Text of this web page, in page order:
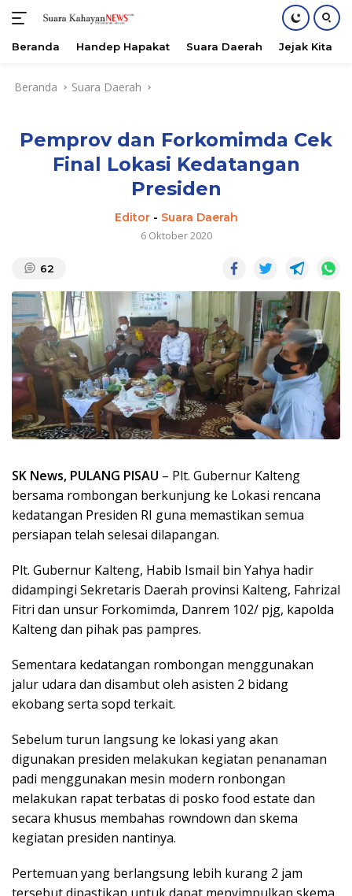
Beranda Handep Hapakat Suara Daerah Jejak Kita
Beranda Suara Daerah
Pemprov dan Forkomimda Cek
Final Lokasi Kedatangan
Presiden
Editor- Suara Daerah
6 Oktober 2020
62
SK News, PULANG PISAU – Plt. Gubernur Kalteng
bersama rombongan berkunjung ke Lokasi rencana
kedatangan Presiden RI guna memastikan semua
persiapan telah selesai dilapangan.
Plt. Gubernur Kalteng, Habib Ismail bin Yahya hadir
didampingi Sekretaris Daerah provinsi Kalteng, Fahrizal
Fitri dan unsur Forkomimda, Danrem 102/ pjg, kapolda
Kalteng dan pihak pas pampres.
Sementara kedatangan rombongan menggunakan
jalur udara dan disambut oleh asisten 2 bidang
ekobang serta sopd terkait.
Sebelum turun langsung ke lokasi yang akan
digunakan presiden melakukan kegiatan penanaman
padi menggunakan mesin modern ronbongan
melakukan rapat terbatas di posko food estate dan
secara khusus membahas rowndown dan skema
kegiatan presiden nantinya.
Pertemuan yang berlangsung lebih kurang 2 jam